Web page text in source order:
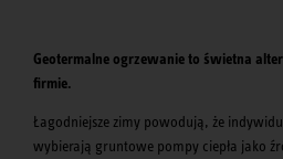
Geotermalne ogrzewanie to świetna
firmie.
Łagodniejsze zimy powodują, że
wybierają gruntowe pompy ciepła jako